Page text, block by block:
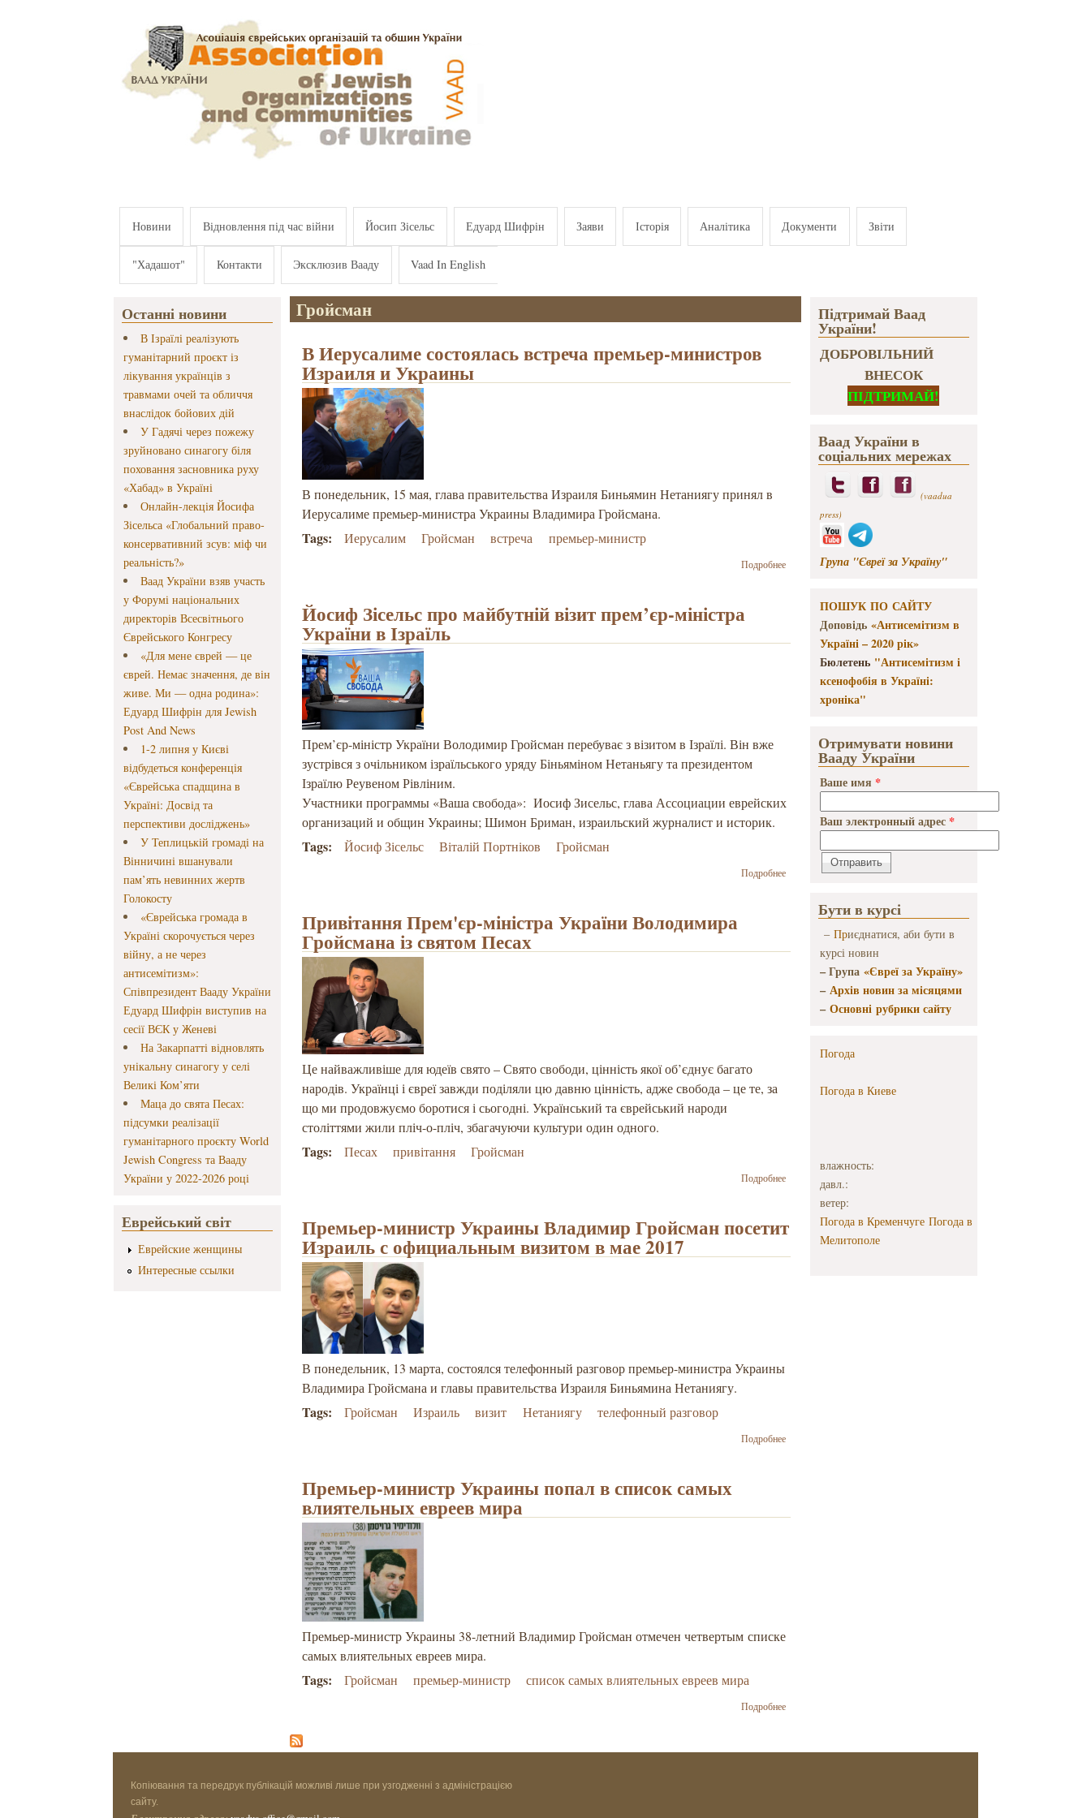
Новини Відновлення під час війни Йосип Зісельс Едуард Шифрін Заяви Історія Аналітика Документи Звіти
"Хадашот" Контакти Эксклюзив Вааду Vaad In English
Останні новини
В Ізраїлі реалізують
гуманітарний проєкт із
лікування українців з
травмами очей та обличчя
внаслідок бойових дій
У Гадячі через пожежу
зруйновано синагогу біля
поховання засновника руху
«Хабад» в Україні
Онлайн-лекція Йосифа
Зісельса «Глобальний право-
консервативний зсув: міф чи
реальність?»
Ваад України взяв участь
у Форумі національних
директорів Всесвітнього
Єврейського Конгресу
«Для мене єврей — це
єврей. Немає значення, де він
живе. Ми — одна родина»:
Едуард Шифрін для Jewish
Post And News
1-2 липня у Києві
відбудеться конференція
«Єврейська спадщина в
Україні: Досвід та
перспективи досліджень»
У Теплицькій громаді на
Вінничині вшанували
пам’ять невинних жертв
Голокосту
«Єврейська громада в
Україні скорочується через
війну, а не через
антисемітизм»:
Співпрезидент Вааду України
Едуард Шифрін виступив на
сесії ВЄК у Женеві
На Закарпатті відновлять
унікальну синагогу у селі
Великі Ком’яти
Маца до свята Песах:
підсумки реалізації
гуманітарного проєкту World
Jewish Congress та Вааду
України у 2022-2026 році
Еврейський світ
Еврейские женщины
Интересные ссылки
Гройсман
В Иерусалиме состоялась встреча премьер-министров
Израиля и Украины
В понедельник, 15 мая, глава правительства Израиля Биньямин Нетаниягу принял в
Иерусалиме премьер-министра Украины Владимира Гройсмана.
Tags: Иерусалим Гройсман встреча премьер-министр
Подробнеео В
премьер-
министров
Израиля и
Украины
Йосиф Зісельс про майбутній візит прем’єр-міністра
України в Ізраїль
Прем’єр-міністр України Володимир Гройсман перебуває з візитом в Ізраїлі. Він вже
зустрівся з очільником ізраїльського уряду Біньяміном Нетаньягу та президентом
Ізраїлю Реувеном Рівліним.
Участники программы «Ваша свобода»: Иосиф Зисельс, глава Ассоциации еврейских
организаций и общин Украины; Шимон Бриман, израильский журналист и историк.
Tags: Йосиф Зісельс Віталій Портніков Гройсман
Подробнеео Йосиф
майбутній
України в
Привітання Прем'єр-міністра України Володимира
Гройсмана із святом Песах
Це найважливіше для юдеїв свято – Свято свободи, цінність якої об’єднує багато
народів. Українці і євреї завжди поділяли цю давню цінність, адже свобода – це те, за
що ми продовжуємо боротися і сьогодні. Український та єврейський народи
століттями жили пліч-о-пліч, збагачуючи культури один одного.
Tags: Песах привітання Гройсман
Подробнеео
Привітання
Прем'єр-
України
Володимира
Премьер-министр Украины Владимир Гройсман посетит
Израиль с официальным визитом в мае 2017
В понедельник, 13 марта, состоялся телефонный разговор премьер-министра Украины
Владимира Гройсмана и главы правительства Израиля Биньямина Нетаниягу.
Tags: Гройсман Израиль визит Нетаниягу телефонный разговор
Подробнеео Премьер-
Премьер-министр Украины попал в список самых
влиятельных евреев мира
Премьер-министр Украины 38-летний Владимир Гройсман отмечен четвертым списке
самых влиятельных евреев мира.
Tags: Гройсман премьер-министр список самых влиятельных евреев мира
Подробнеео Премьер-
Підтримай Ваад
України!
ДОБРОВІЛЬНИЙ
ВНЕСОК
ПІДТРИМАЙ!
Ваад України в
соціальних мережах
(vaadua
press)
Група "Євреї за Україну"
ПОШУК ПО САЙТУ
Доповідь «Антисемітизм в
Україні – 2020 рік»
Бюлетень "Антисемітизм і
ксенофобія в Україні:
хроніка"
Отримувати новини
Вааду України
Ваше имя *
Ваш электронный адрес *
Бути в курсі
– Приєднатися, аби бути в
курсі новин
– Група «Євреї за Україну»
–Архів новин за місяцями
–Основні рубрики сайту
Погода
Погода в Киеве
влажность:
давл.:
ветер:
Погода в Кременчуге Погода в
Мелитополе
Копіювання та передрук публікацій можливі лише при узгодженні з адміністрацією
сайту.